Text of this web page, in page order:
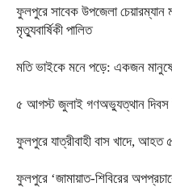
ফুলপুরে সাবেক উপজেলা
মৃত্যুবার্ষিকী পালিত
মতি ভাইকে মনে পড়ে: একজন
৫ আগস্ট জুলাই গণঅভ্যুত্থান
ফুলপুরে যাত্রীবাহী বাস খাদে, আহত ৫
ফুলপুরে ‘জামায়াত-শিবিরের